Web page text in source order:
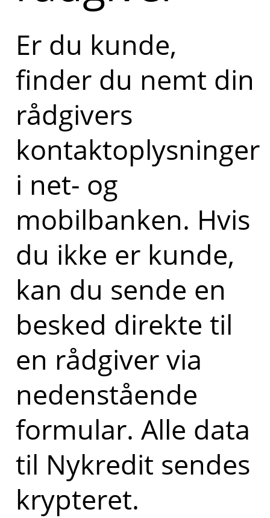
Er du kunde,
finder du nemt din
rådgivers
kontaktoplysninger
i net- og
mobilbanken. Hvis
du ikke er kunde,
kan du sende en
besked direkte til
en rådgiver via
nedenstående
formular. Alle data
til Nykredit sendes
krypteret.